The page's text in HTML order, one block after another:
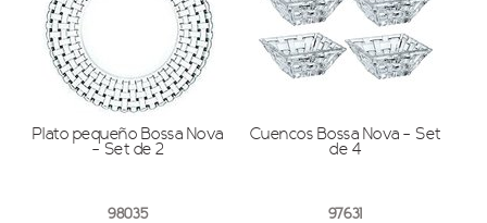
Plato pequeño Bossa Nova
- Set de 2
98035
Cuencos Bossa Nova - Set
de 4
97631